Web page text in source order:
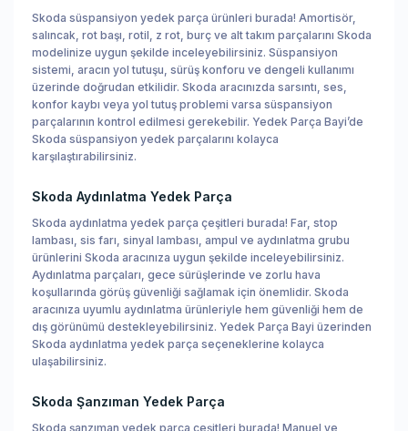
Skoda süspansiyon yedek parça ürünleri burada! Amortisör,
salıncak, rot başı, rotil, z rot, burç ve alt takım parçalarını Skoda
modelinize uygun şekilde inceleyebilirsiniz. Süspansiyon
sistemi, aracın yol tutuşu, sürüş konforu ve dengeli kullanımı
üzerinde doğrudan etkilidir. Skoda aracınızda sarsıntı, ses,
konfor kaybı veya yol tutuş problemi varsa süspansiyon
parçalarının kontrol edilmesi gerekebilir. Yedek Parça Bayi’de
Skoda süspansiyon yedek parçalarını kolayca
karşılaştırabilirsiniz.
Skoda Aydınlatma Yedek Parça
Skoda aydınlatma yedek parça çeşitleri burada! Far, stop
lambası, sis farı, sinyal lambası, ampul ve aydınlatma grubu
ürünlerini Skoda aracınıza uygun şekilde inceleyebilirsiniz.
Aydınlatma parçaları, gece sürüşlerinde ve zorlu hava
koşullarında görüş güvenliği sağlamak için önemlidir. Skoda
aracınıza uyumlu aydınlatma ürünleriyle hem güvenliği hem de
dış görünümü destekleyebilirsiniz. Yedek Parça Bayi üzerinden
Skoda aydınlatma yedek parça seçeneklerine kolayca
ulaşabilirsiniz.
Skoda Şanzıman Yedek Parça
Skoda şanzıman yedek parça çeşitleri burada! Manuel ve